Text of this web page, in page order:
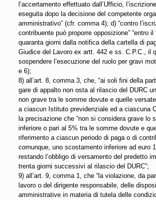
l’accertamento effettuato dall’Ufficio,
eseguita dopo la decisione del competente
amministrativo” (cfr. comma 4); d) “contro
contribuente può proporre opposizione” “entro il
quaranta giorni dalla notifica della cartella di
Giudice del Lavoro ex artt. 442 e ss. C.P.C., il
sospendere l’esecuzione del ruolo per gravi
e 6);
8) all’art. 8, comma 3, che, “ai soli fini della
gare di appalto non osta al rilascio del DURC
non grave tra le somme dovute e quelle
a ciascun Istituto previdenziale ed a ciascuna
la precisazione che “non si considera grave lo
inferiore o pari al 5% tra le somme dovute e
riferimento a ciascun periodo di paga o di
comunque, uno scostamento inferiore ad euro
restando l’obbligo di versamento del predetto
trenta giorni successivi al rilascio del DURC”;
9) all’art. 9, comma 1, che “la violazione, da
lavoro o del dirigente responsabile, delle
amministrative in materia di tutela delle